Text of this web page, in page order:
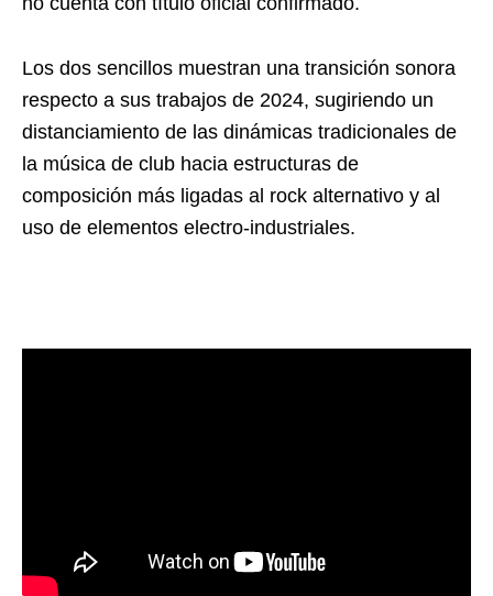
Los dos sencillos muestran una transición sonora
respecto a sus trabajos de 2024, sugiriendo un
distanciamiento de las dinámicas tradicionales de
la música de club hacia estructuras de
composición más ligadas al rock alternativo y al
uso de elementos electro-industriales.